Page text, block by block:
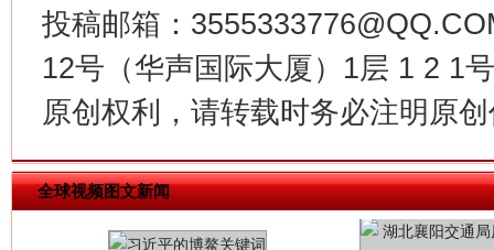
投稿邮箱：
12号（华声国际大厦）1层 1 2 1
原创权利，请转载时务必注明原
全球视频图文新闻